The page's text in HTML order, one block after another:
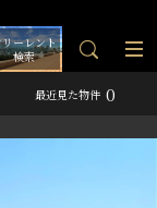
ーレント
検索
最近見た物件 0